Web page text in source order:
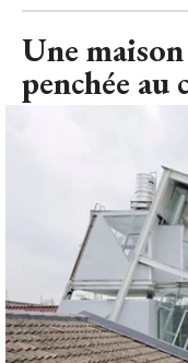
Une
penchée au